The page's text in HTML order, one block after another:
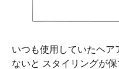
いつも使用していたヘ
ないと スタイリングが